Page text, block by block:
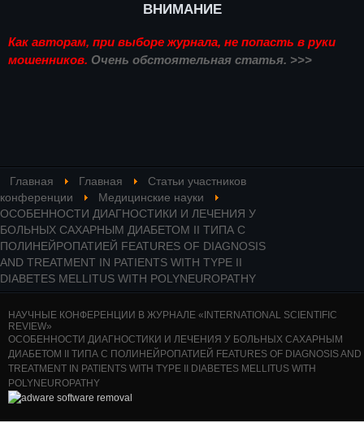
ВНИМАНИЕ
Как авторам, при выборе журнала, не попасть в руки
мошенников. Очень обстоятельная статья. >>>
Главная Главная
Статьи участников
конференции
Медицинские науки
ОСОБЕННОСТИ ДИАГНОСТИКИ И ЛЕЧЕНИЯ У
БОЛЬНЫХ САХАРНЫМ ДИАБЕТОМ II ТИПА С
ПОЛИНЕЙРОПАТИЕЙ FEATURES OF DIAGNOSIS
AND TREATMENT IN PATIENTS WITH TYPE II
DIABETES MELLITUS WITH POLYNEUROPATHY
НАУЧНЫЕ КОНФЕРЕНЦИИ В ЖУРНАЛЕ «INTERNATIONAL SCIENTIFIC
REVIEW»
ОСОБЕННОСТИ ДИАГНОСТИКИ И ЛЕЧЕНИЯ У БОЛЬНЫХ САХАРНЫМ
ДИАБЕТОМ II ТИПА С ПОЛИНЕЙРОПАТИЕЙ FEATURES OF DIAGNOSIS AND
TREATMENT IN PATIENTS WITH TYPE II DIABETES MELLITUS WITH
POLYNEUROPATHY